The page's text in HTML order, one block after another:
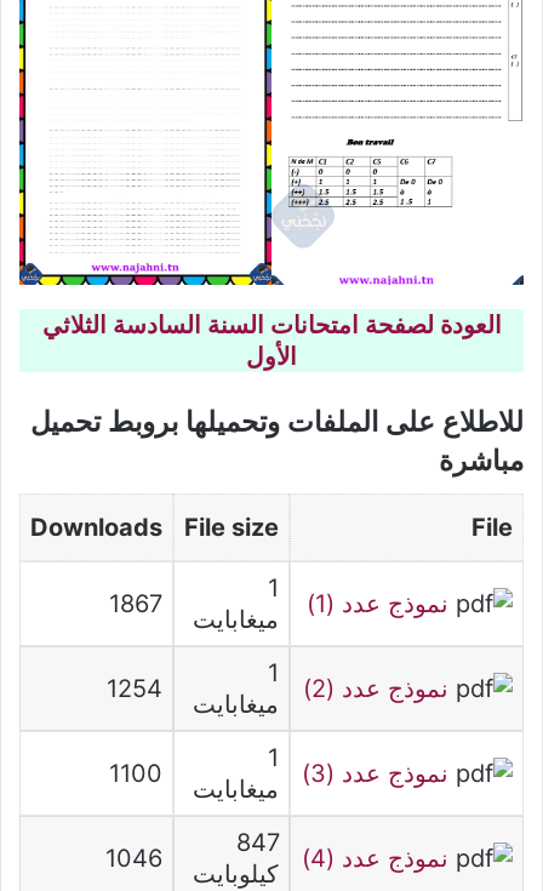
العودة لصفحة امتحانات السنة السادسة الثلاثي
الأول
للاطلاع على الملفات وتحميلها بروبط تحميل
مباشرة
File
File size
Downloads
نموذج عدد (1)
1
ميغابايت
1867
نموذج عدد (2)
1
ميغابايت
1254
نموذج عدد (3)
1
ميغابايت
1100
نموذج عدد (4)
847
كيلوبايت
1046